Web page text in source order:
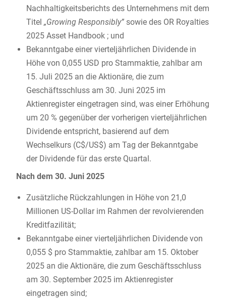
Nachhaltigkeitsberichts des Unternehmens mit dem
Titel „Growing Responsibly” sowie des OR Royalties
2025 Asset Handbook ; und
Bekanntgabe einer vierteljährlichen Dividende in
Höhe von 0,055 USD pro Stammaktie, zahlbar am
15. Juli 2025 an die Aktionäre, die zum
Geschäftsschluss am 30. Juni 2025 im
Aktienregister eingetragen sind, was einer Erhöhung
um 20 % gegenüber der vorherigen vierteljährlichen
Dividende entspricht, basierend auf dem
Wechselkurs (C$/US$) am Tag der Bekanntgabe
der Dividende für das erste Quartal.
Nach dem 30. Juni 2025
Zusätzliche Rückzahlungen in Höhe von 21,0
Millionen US-Dollar im Rahmen der revolvierenden
Kreditfazilität;
Bekanntgabe einer vierteljährlichen Dividende von
0,055 $ pro Stammaktie, zahlbar am 15. Oktober
2025 an die Aktionäre, die zum Geschäftsschluss
am 30. September 2025 im Aktienregister
eingetragen sind;